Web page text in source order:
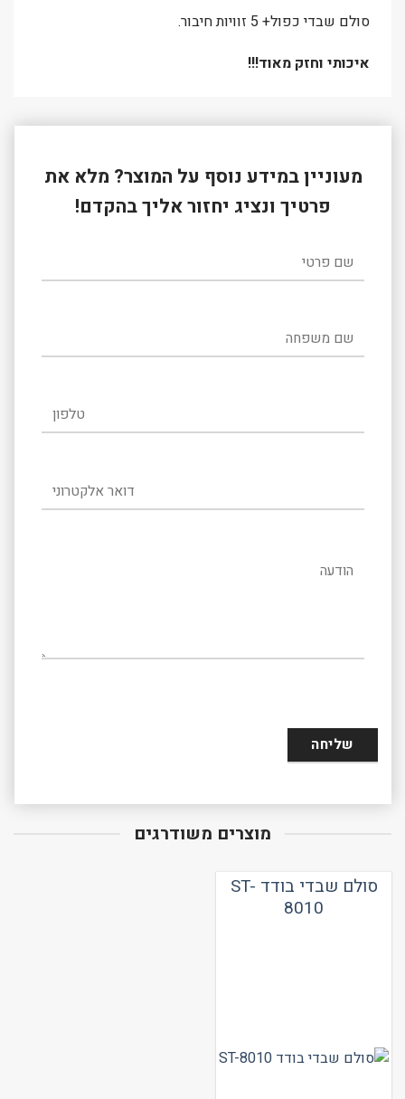
סולם שבדי כפול+ 5 זוויות חיבור.
איכותי וחזק מאוד!!!
מעוניין במידע נוסף על המוצר? מלא את
פרטיך ונציג יחזור אליך בהקדם!
שם פרטי
שם משפחה
מוצרים משודרגים
סולם שבדי בודד ST-
8010